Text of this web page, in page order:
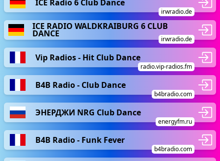
ICE Radio 6 Club Dance
irwradio.de
ICE RADIO WALDKRAIBURG 6 CLUB
DANCE
irwradio.de
Vip Radios - Hit Club Dance
radio.vip-radios.fm
B4B Radio - Club Dance
b4bradio.com
ЭНЕРДЖИ NRG Club Dance
energyfm.ru
B4B Radio - Funk Fever
b4bradio.com